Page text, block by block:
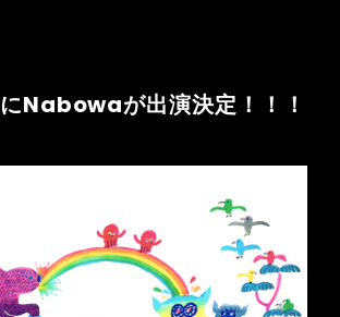
Nabowaが出演決定！！！